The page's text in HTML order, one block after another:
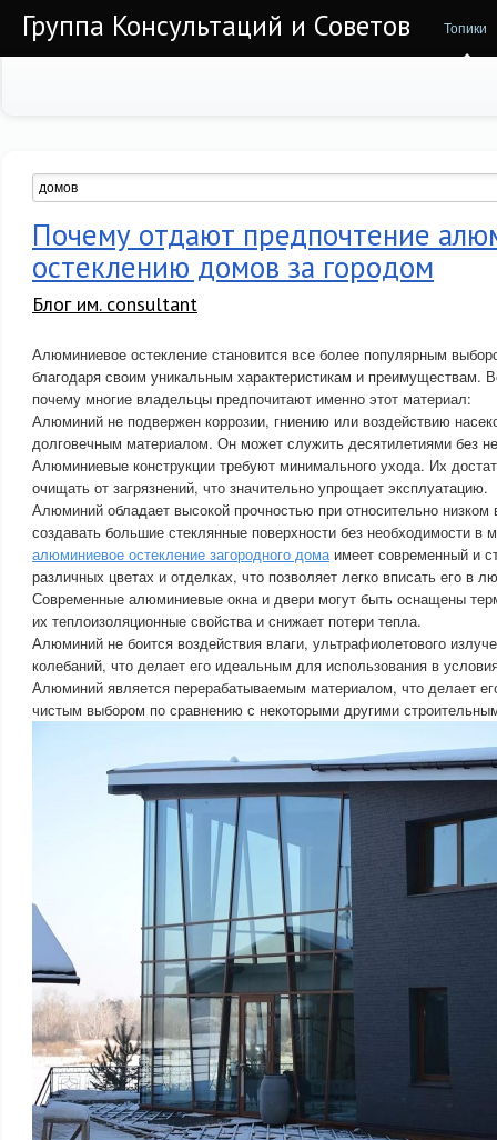
Группа Консультаций и Советов Топики
Почему отдают предпочтение
остеклению домов за городом
Блог им. consultant
Алюминиевое остекление становится все более популярным
благодаря своим уникальным характеристикам и преимуществам.
почему многие владельцы предпочитают именно этот материал:
Алюминий не подвержен коррозии, гниению или воздействию
долговечным материалом. Он может служить десятилетиями без
Алюминиевые конструкции требуют минимального ухода. Их
очищать от загрязнений, что значительно упрощает эксплуатацию.
Алюминий обладает высокой прочностью при относительно низком
создавать большие стеклянные поверхности без необходимости в
алюминиевое остекление загородного домаимеет современный и
различных цветах и отделках, что позволяет легко вписать его в
Современные алюминиевые окна и двери могут быть оснащены
их теплоизоляционные свойства и снижает потери тепла.
Алюминий не боится воздействия влаги, ультрафиолетового
колебаний, что делает его идеальным для использования в
Алюминий является перерабатываемым материалом, что делает
чистым выбором по сравнению с некоторыми другими